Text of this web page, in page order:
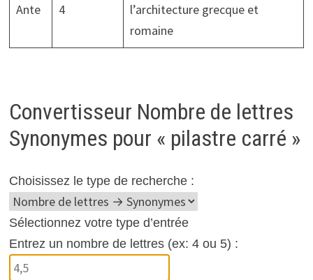
Ante 4
l’architecture grecque et
romaine
Convertisseur Nombre de lettres
Synonymes pour « pilastre carré »
Choisissez le type de recherche :
Sélectionnez votre type d’entrée
Entrez un nombre de lettres (ex: 4 ou 5) :